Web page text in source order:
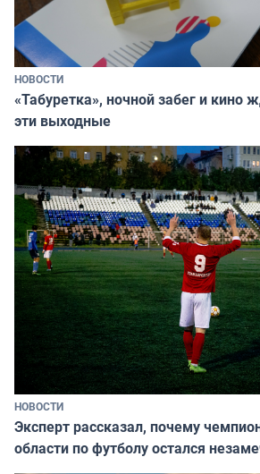
НОВОСТИ
«Табуретка», ночной забег и кино
эти выходные
НОВОСТИ
Эксперт рассказал, почему
области по футболу остался